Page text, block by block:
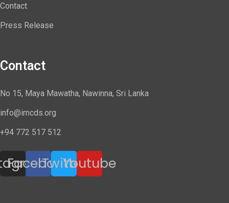
Contact
Press Release
Contact
No 15, Maya Mawatha, Nawinna, Sri Lanka
info@imcds.org
+94 772 517 512
Facebook
TwitterYoutube